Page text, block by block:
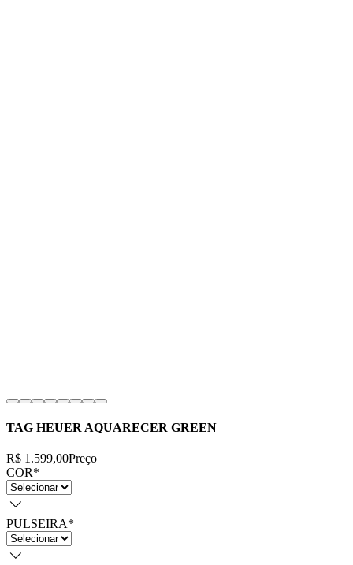
TAG HEUER AQUARECER GREEN
R$ 1.599,00Preço
COR*
PULSEIRA*